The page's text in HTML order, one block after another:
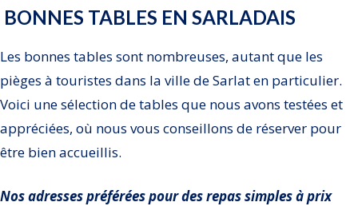
BONNES TABLES EN SARLADAIS
Les bonnes tables sont nombreuses, autant que les
pièges à touristes dans la ville de Sarlat en particulier.
Voici une sélection de tables que nous avons testées et
appréciées, où nous vous conseillons de réserver pour
être bien accueillis.
Nos adresses préférées pour des repas simples à prix